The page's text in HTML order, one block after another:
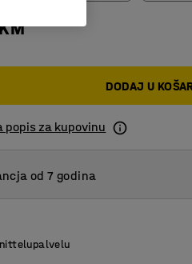
1200
DODAJ U
popis za kupovinu
od 7 godina